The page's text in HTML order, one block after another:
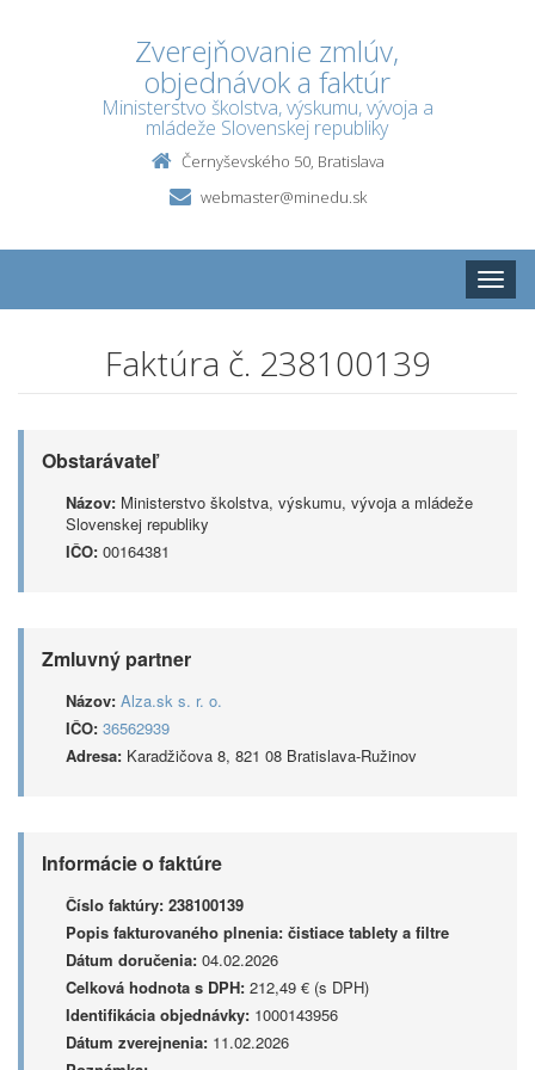
Zverejňovanie zmlúv,
objednávok a faktúr
Ministerstvo školstva, výskumu, vývoja a
mládeže Slovenskej republiky
Černyševského 50, Bratislava
webmaster@minedu.sk
Toggle
Faktúra č. 238100139
Obstarávateľ
Názov: Ministerstvo školstva, výskumu, vývoja a mládeže
Slovenskej republiky
IČO: 00164381
Zmluvný partner
Názov: Alza.sk s. r. o.
IČO: 36562939
Adresa: Karadžičova 8, 821 08 Bratislava-Ružinov
Informácie o faktúre
Číslo faktúry: 238100139
Popis fakturovaného plnenia: čistiace tablety a filtre
Dátum doručenia: 04.02.2026
Celková hodnota s DPH: 212,49 € (s DPH)
Identifikácia objednávky: 1000143956
Dátum zverejnenia: 11.02.2026